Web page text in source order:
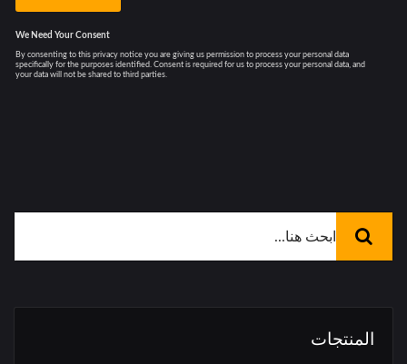
المنتجات